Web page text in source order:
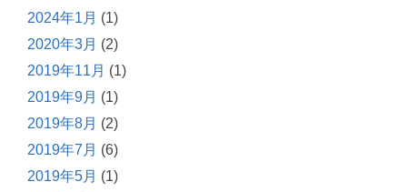
2024年1月 (1)
2020年3月 (2)
2019年11月 (1)
2019年9月 (1)
2019年8月 (2)
2019年7月 (6)
2019年5月 (1)